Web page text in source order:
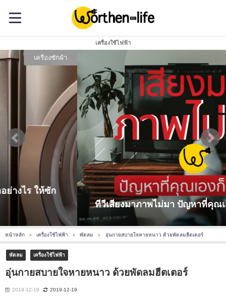
เครื่องใช้ไฟฟ้า
ทีวีเสียงมาภาพไม่มา ปัญหาที่คุณเองก็แก้ได้!
หน้าหลัก เครื่องใช้ไฟฟ้า พัดลม อุ่นกายสบายใจหายหนาว ด้วยพัดลมฮีตเตอร์
พัดลม เครื่องใช้ไฟฟ้า
อุ่นกายสบายใจหายหนาว ด้วยพัดลมฮีตเตอร์
2019-12-19 2019-12-19